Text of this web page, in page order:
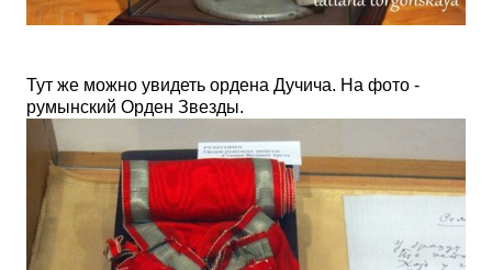
Тут же можно увидеть ордена Дучича. На фото -
румынский Орден Звезды.